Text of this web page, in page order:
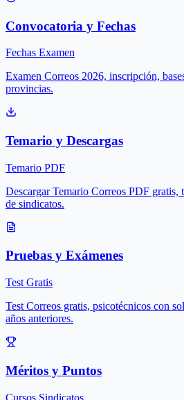
Convocatoria y Fechas
Fechas Examen
Examen Correos 2026, inscripción,
provincias.
Temario y Descargas
Temario PDF
Descargar Temario Correos PDF gratis,
de sindicatos.
Pruebas y Exámenes
Test Gratis
Test Correos gratis, psicotécnicos con
años anteriores.
Méritos y Puntos
Cursos Sindicatos